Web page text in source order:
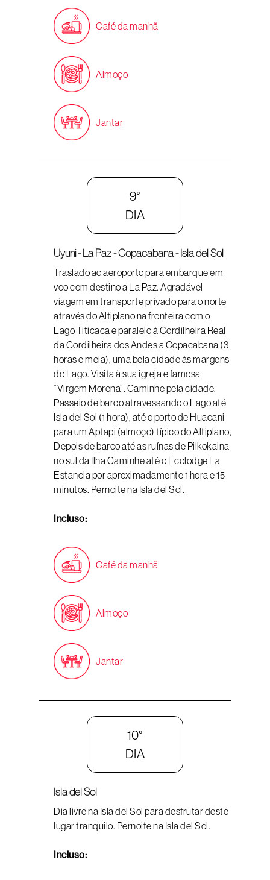
Café da manhã
Almoço
Jantar
9°
DIA
Uyuni - La Paz - Copacabana - Isla del Sol
Traslado ao aeroporto para embarque em
voo com destino a La Paz. Agradável
viagem em transporte privado para o norte
através do Altiplano na fronteira com o
Lago Titicaca e paralelo à Cordilheira Real
da Cordilheira dos Andes a Copacabana (3
horas e meia), uma bela cidade às margens
do Lago. Visita à sua igreja e famosa
“Virgem Morena”. Caminhe pela cidade.
Passeio de barco atravessando o Lago até
Isla del Sol (1 hora), até o porto de Huacani
para um Aptapi (almoço) típico do Altiplano,
Depois de barco até as ruínas de Pilkokaina
no sul da Ilha Caminhe até o Ecolodge La
Estancia por aproximadamente 1 hora e 15
minutos. Pernoite na Isla del Sol.
Incluso:
Café da manhã
Almoço
Jantar
10°
DIA
Isla del Sol
Dia livre na Isla del Sol para desfrutar deste
lugar tranquilo. Pernoite na Isla del Sol.
Incluso: